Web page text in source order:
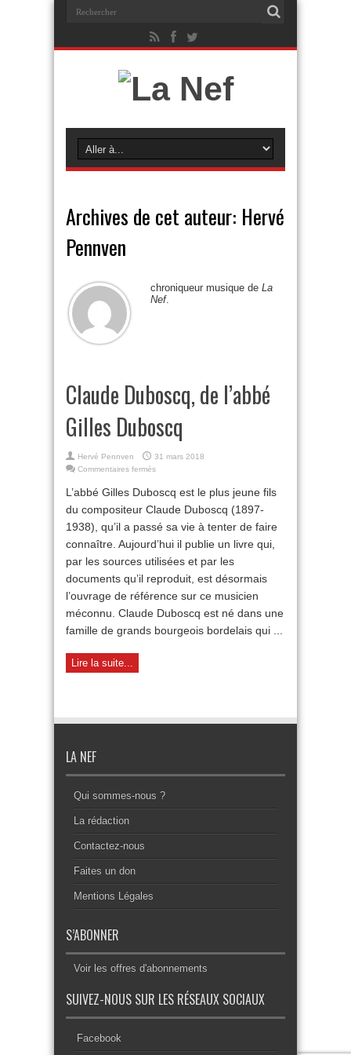
Archives de cet auteur: Hervé
Pennven
chroniqueur musique de La
Nef.
Claude Duboscq, de l’abbé
Gilles Duboscq
Hervé Pennven
31 mars 2018
Commentaires fermés
Duboscq,
de
Gilles
Duboscq
L’abbé Gilles Duboscq est le plus jeune fils
du compositeur Claude Duboscq (1897-
1938), qu’il a passé sa vie à tenter de faire
connaître. Aujourd’hui il publie un livre qui,
par les sources utilisées et par les
documents qu’il reproduit, est désormais
l’ouvrage de référence sur ce musicien
méconnu. Claude Duboscq est né dans une
famille de grands bourgeois bordelais qui ...
Lire la suite...
LA NEF
Qui sommes-nous ?
La rédaction
Contactez-nous
Faites un don
Mentions Légales
S’ABONNER
Voir les offres d'abonnements
SUIVEZ-NOUS SUR LES RÉSEAUX SOCIAUX
Facebook